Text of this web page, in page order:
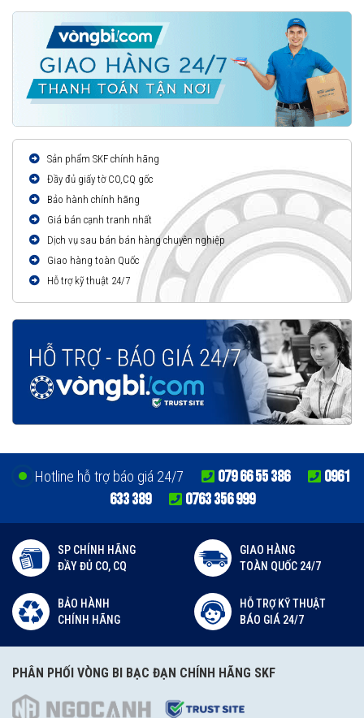
Sản phẩm SKF chính hãng
Đầy đủ giấy tờ CO,CQ gốc
Bảo hành chính hãng
Giá bán cạnh tranh nhất
Dịch vụ sau bán bán hàng chuyên nghiệp
Giao hàng toàn Quốc
Hỗ trợ kỹ thuật 24/7
Hotline hỗ trợ báo giá 24/7 079 66 55 386
0961
633 389
0763 356 999
SP CHÍNH HÃNG
ĐẦY ĐỦ CO, CQ
GIAO HÀNG
TOÀN QUỐC 24/7
BẢO HÀNH
CHÍNH HÃNG
HỖ TRỢ KỸ THUẬT
BÁO GIÁ 24/7
PHÂN PHỐI VÒNG BI BẠC ĐẠN CHÍNH HÃNG SKF